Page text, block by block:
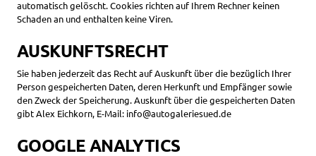
automatisch gelöscht. Cookies richten auf Ihrem Rechner keinen
Schaden an und enthalten keine Viren.
AUSKUNFTSRECHT
Sie haben jederzeit das Recht auf Auskunft über die bezüglich Ihrer
Person gespeicherten Daten, deren Herkunft und Empfänger sowie
den Zweck der Speicherung. Auskunft über die gespeicherten Daten
gibt Alex Eichkorn, E-Mail: info@autogaleriesued.de
GOOGLE ANALYTICS